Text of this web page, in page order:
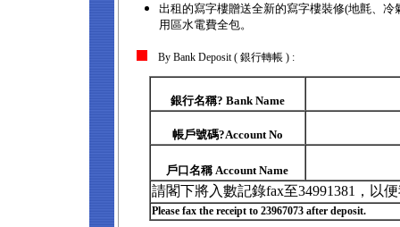
出租的寫字樓贈送全新的寫字樓裝修(地氈、
用區水電費全包。
By Bank Deposit ( 銀行轉帳 ) :
銀行名稱? Bank Name
帳戶號碼?Account No
戶口名稱 Account Name
請閣下將入數記錄fax至34991381，以
Please fax the receipt to 23967073 after deposit.